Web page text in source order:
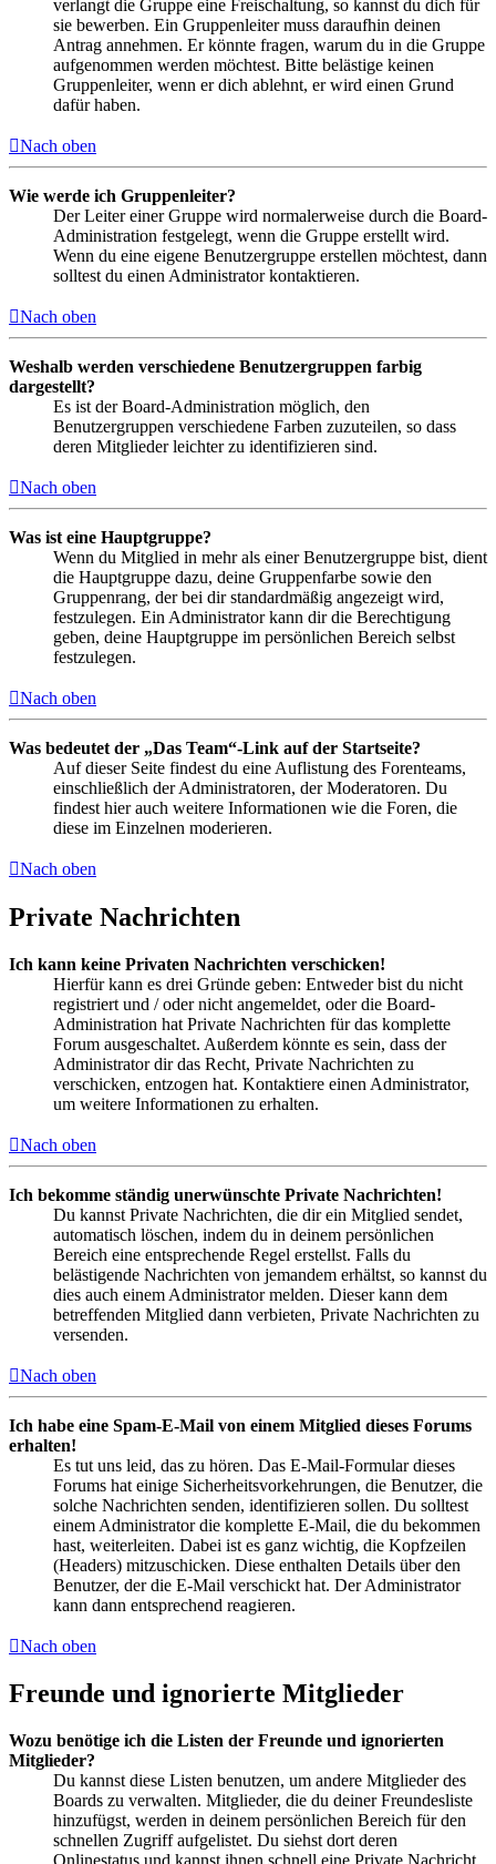
verlangt die Gruppe eine Freischaltung, so kannst du dich für
sie bewerben. Ein Gruppenleiter muss daraufhin deinen
Antrag annehmen. Er könnte fragen, warum du in die Gruppe
aufgenommen werden möchtest. Bitte belästige keinen
Gruppenleiter, wenn er dich ablehnt, er wird einen Grund
dafür haben.
Nach oben
Wie werde ich Gruppenleiter?
Der Leiter einer Gruppe wird normalerweise durch die Board-
Administration festgelegt, wenn die Gruppe erstellt wird.
Wenn du eine eigene Benutzergruppe erstellen möchtest, dann
solltest du einen Administrator kontaktieren.
Nach oben
Weshalb werden verschiedene Benutzergruppen farbig
dargestellt?
Es ist der Board-Administration möglich, den
Benutzergruppen verschiedene Farben zuzuteilen, so dass
deren Mitglieder leichter zu identifizieren sind.
Nach oben
Was ist eine Hauptgruppe?
Wenn du Mitglied in mehr als einer Benutzergruppe bist, dient
die Hauptgruppe dazu, deine Gruppenfarbe sowie den
Gruppenrang, der bei dir standardmäßig angezeigt wird,
festzulegen. Ein Administrator kann dir die Berechtigung
geben, deine Hauptgruppe im persönlichen Bereich selbst
festzulegen.
Nach oben
Was bedeutet der „Das Team“-Link auf der Startseite?
Auf dieser Seite findest du eine Auflistung des Forenteams,
einschließlich der Administratoren, der Moderatoren. Du
findest hier auch weitere Informationen wie die Foren, die
diese im Einzelnen moderieren.
Nach oben
Private Nachrichten
Ich kann keine Privaten Nachrichten verschicken!
Hierfür kann es drei Gründe geben: Entweder bist du nicht
registriert und / oder nicht angemeldet, oder die Board-
Administration hat Private Nachrichten für das komplette
Forum ausgeschaltet. Außerdem könnte es sein, dass der
Administrator dir das Recht, Private Nachrichten zu
verschicken, entzogen hat. Kontaktiere einen Administrator,
um weitere Informationen zu erhalten.
Nach oben
Ich bekomme ständig unerwünschte Private Nachrichten!
Du kannst Private Nachrichten, die dir ein Mitglied sendet,
automatisch löschen, indem du in deinem persönlichen
Bereich eine entsprechende Regel erstellst. Falls du
belästigende Nachrichten von jemandem erhältst, so kannst du
dies auch einem Administrator melden. Dieser kann dem
betreffenden Mitglied dann verbieten, Private Nachrichten zu
versenden.
Nach oben
Ich habe eine Spam-E-Mail von einem Mitglied dieses Forums
erhalten!
Es tut uns leid, das zu hören. Das E-Mail-Formular dieses
Forums hat einige Sicherheitsvorkehrungen, die Benutzer, die
solche Nachrichten senden, identifizieren sollen. Du solltest
einem Administrator die komplette E-Mail, die du bekommen
hast, weiterleiten. Dabei ist es ganz wichtig, die Kopfzeilen
(Headers) mitzuschicken. Diese enthalten Details über den
Benutzer, der die E-Mail verschickt hat. Der Administrator
kann dann entsprechend reagieren.
Nach oben
Freunde und ignorierte Mitglieder
Wozu benötige ich die Listen der Freunde und ignorierten
Mitglieder?
Du kannst diese Listen benutzen, um andere Mitglieder des
Boards zu verwalten. Mitglieder, die du deiner Freundesliste
hinzufügst, werden in deinem persönlichen Bereich für den
schnellen Zugriff aufgelistet. Du siehst dort deren